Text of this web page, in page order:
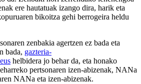
ere hautatuak izango dira, harik eta
bikoitza gehi berrogeira heldu
zenbakia agertzen ez bada eta
bada, gazteria-
helbidera jo behar da, eta honako
pertsonaren izen-abizenak, NANa
NANa eta izen-abizenak.